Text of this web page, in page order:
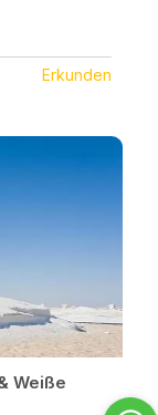
Erkunden
Weiße